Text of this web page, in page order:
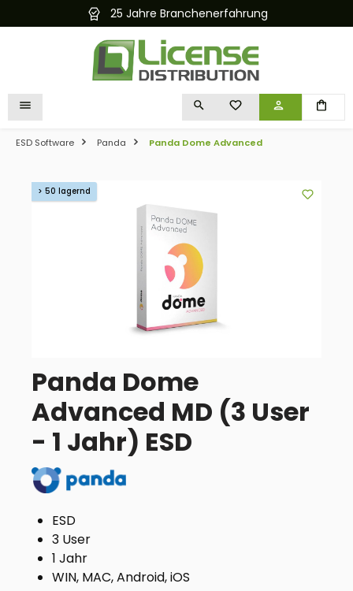
springen 25 Jahre Branchenerfahrung
DU HAST 0 PRODUKTE
ESD Software Panda Panda Dome Advanced
Bildergalerie überspringen
> 50 lagernd
Panda Dome
Advanced MD (3 User
- 1 Jahr) ESD
ESD
3 User
1 Jahr
WIN, MAC, Android, iOS